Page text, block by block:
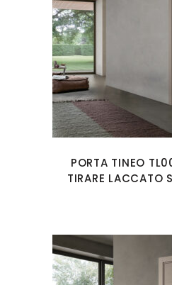
PORTA TINEO
TIRARE LACCATO